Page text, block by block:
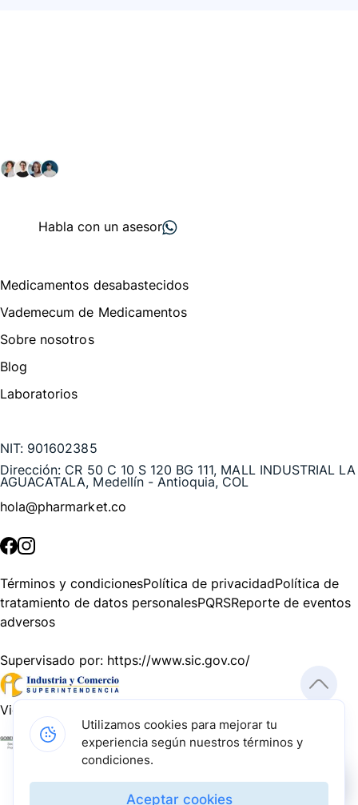
Habla con un asesor
Medicamentos desabastecidos
Vademecum de Medicamentos
Sobre nosotros
Blog
Laboratorios
NIT: 901602385
Dirección: CR 50 C 10 S 120 BG 111, MALL INDUSTRIAL LA
AGUACATALA, Medellín - Antioquia, COL
hola@pharmarket.co
Términos y condicionesPolítica de privacidadPolítica de
tratamiento de datos personalesPQRSReporte de eventos
adversos
Supervisado por: https://www.sic.gov.co/
Vigilado por:
Gracias a nuestros impulsadores, podemos presentarte la
solución tecnológica más avanzada para resolver los
desafíos farmacéuticos de la actualidad.
Utilizamos cookies para mejorar tu
experiencia según nuestros términos y
condiciones.
Aceptar cookies